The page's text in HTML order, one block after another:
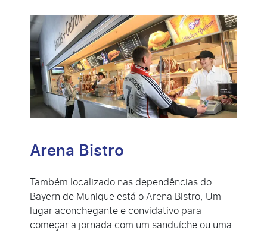
Arena Bistro
Também localizado nas dependências do
Bayern de Munique está o Arena Bistro; Um
lugar aconchegante e convidativo para
começar a jornada com um sanduíche ou uma